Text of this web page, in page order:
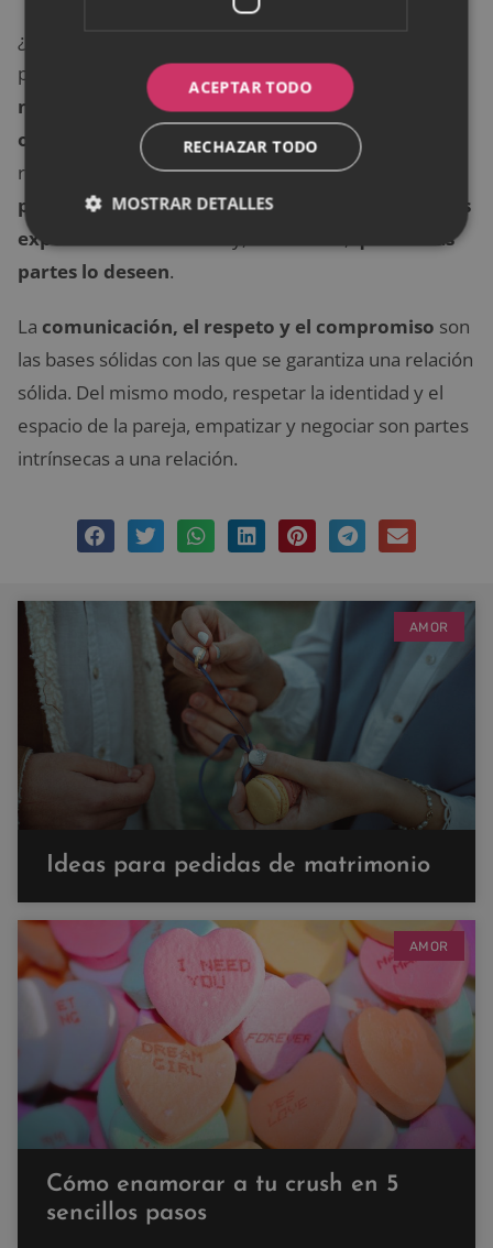
¿Cuándo es el momento ideal para animarse a dar el
paso? En primer lugar, y aunque sea muy básico,
ninguno de los dos debe estar mantenimiento
otra relación sentimental. En segundo término, se
recomienda haberconocido al entorno más
próximo de la otra parte, además de
hablar de las
expectativas de futuro
que ambas
partes lo deseen.
La comunicación, el respeto y el compromiso son
las bases sólidas con las que se garantiza una relación
sólida. Del mismo modo, respetar la identidad y el
espacio de la pareja, empatizar y negociar son partes
intrínsecas a una relación.
AMOR
Ideas para pedidas de matrimonio
AMOR
Cómo enamorar a tu crush en 5
sencillos pasos
ACEPTAR TODO
RECHAZAR TODO
MOSTRAR DETALLES